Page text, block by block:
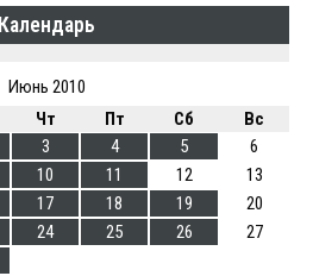
Календарь
Июнь 2010
Чт Пт Сб
Вс
3 4 5
6
10 11 12
13
17 18 19
20
24 25 26
27